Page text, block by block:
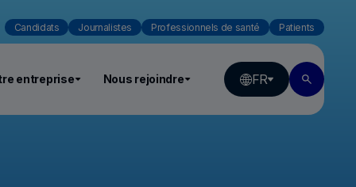
Candidats Journalistes Professionnels de santé Patients
entreprise Nous rejoindre FR